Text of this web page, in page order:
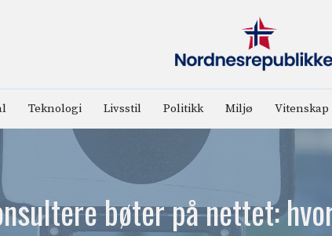
Teknologi Livsstil Politikk Miljø Vitenskap
bøter på nettet: